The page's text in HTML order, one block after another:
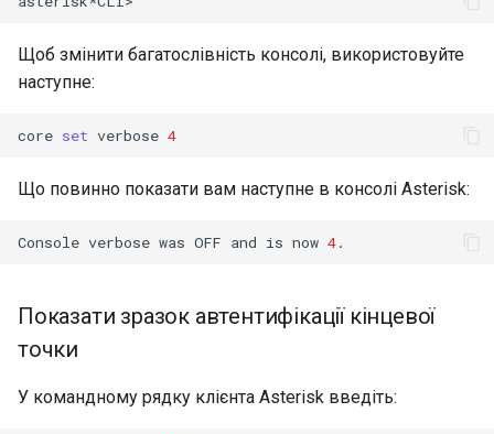
Щоб змінити багатослівність консолі, використовуйте
наступне:
core set verbose 4
Що повинно показати вам наступне в консолі Asterisk:
Console verbose was OFF and is now 4
Показати зразок автентифікації кінцевої
точки
У командному рядку клієнта Asterisk введіть: